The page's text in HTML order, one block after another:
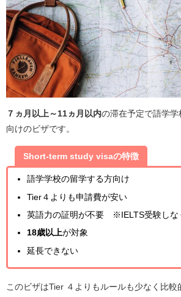
７ヵ月以上～11ヵ月以内の滞在予定で語学
向けのビザです。
Short-term study visaの特徴
語学学校の留学する方向け
Tier４よりも申請費が安い
英語力の証明が不要 ※IELTS受験しな
18歳以上が対象
延長できない
このビザはTier ４よりもルールも少なく比較